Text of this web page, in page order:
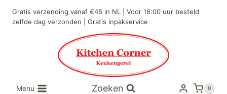
naar
Gratis verzending vanaf €45 in NL | Voor 16:00 uur besteld
zelfde dag verzonden | Gratis inpakservice
Menu Zoeken 0